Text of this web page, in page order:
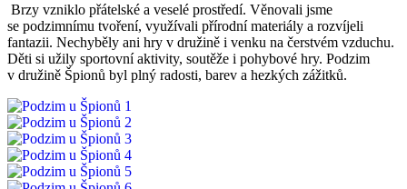
Brzy vzniklo přátelské a veselé prostředí. Věnovali jsme
se podzimnímu tvoření, využívali přírodní materiály a rozvíjeli
fantazii. Nechyběly ani hry v družině i venku na čerstvém vzduchu.
Děti si užily sportovní aktivity, soutěže i pohybové hry. Podzim
v družině Špionů byl plný radosti, barev a hezkých zážitků.